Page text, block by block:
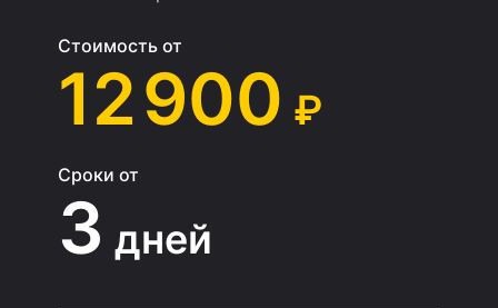
Стоимость от
12 900 ₽
Сроки от
3 дней